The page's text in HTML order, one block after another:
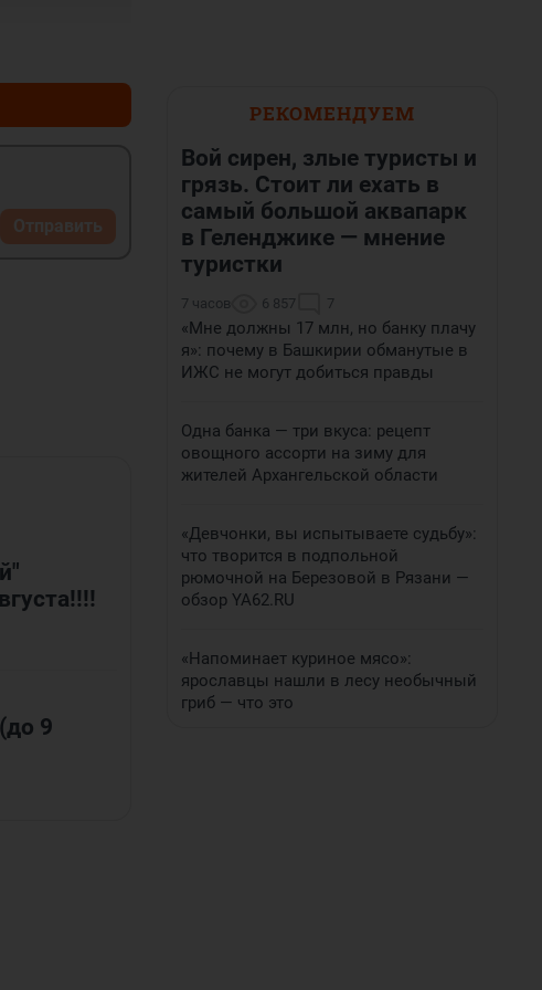
Отправить
9
РЕКОМЕНДУЕМ
Вой сирен, злые туристы и
грязь. Стоит ли ехать в
самый большой аквапарк
в Геленджике — мнение
туристки
7 часов 6 857 7
«Мне должны 17 млн, но банку плачу
я»: почему в Башкирии обманутые в
ИЖС не могут добиться правды
Одна банка — три вкуса: рецепт
овощного ассорти на зиму для
жителей Архангельской области
«Девчонки, вы испытываете судьбу»:
что творится в подпольной
рюмочной на Березовой в Рязани —
обзор YA62.RU
«Напоминает куриное мясо»:
ярославцы нашли в лесу необычный
гриб — что это